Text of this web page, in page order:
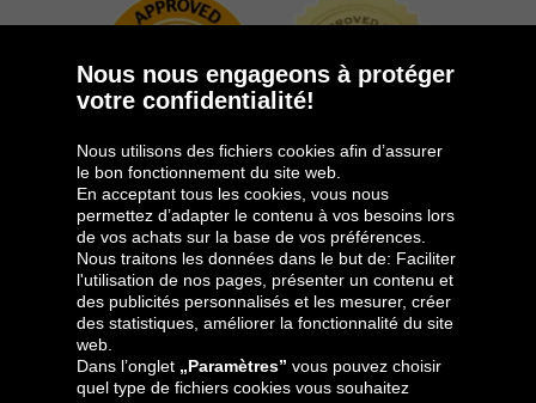
Groupe Oponeo
Česká
republika
Deutschland España
Nous nous engageons à protéger
votre confidentialité!
Nous utilisons des fichiers cookies afin d’assurer
le bon fonctionnement du site web.
En acceptant tous les cookies, vous nous
permettez d’adapter le contenu à vos besoins lors
de vos achats sur la base de vos préférences.
Nous traitons les données dans le but de: Faciliter
l'utilisation de nos pages, présenter un contenu et
des publicités personnalisés et les mesurer, créer
des statistiques, améliorer la fonctionnalité du site
web.
Dans l’onglet „Paramètres” vous pouvez choisir
quel type de fichiers cookies vous souhaitez